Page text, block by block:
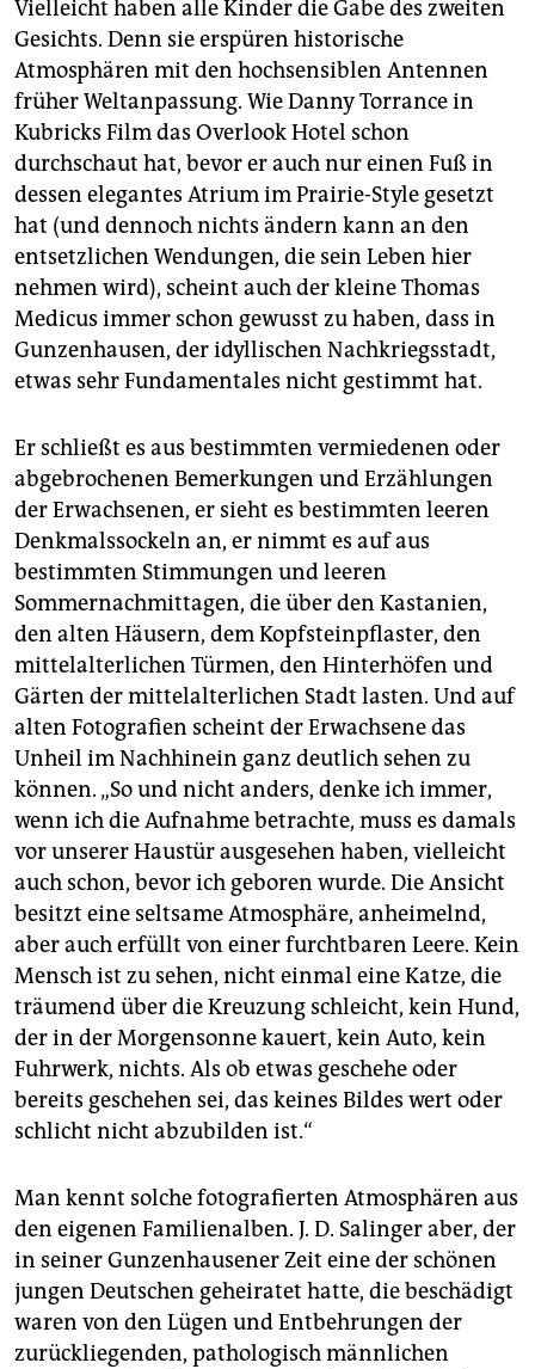
Vielleicht haben alle Kinder die Gabe des zweiten
Gesichts. Denn sie erspüren historische
Atmosphären mit den hochsensiblen Antennen
früher Weltanpassung. Wie Danny Torrance in
Kubricks Film das Overlook Hotel schon
durchschaut hat, bevor er auch nur einen Fuß in
dessen elegantes Atrium im Prairie-Style gesetzt
hat (und dennoch nichts ändern kann an den
entsetzlichen Wendungen, die sein Leben hier
nehmen wird), scheint auch der kleine Thomas
Medicus immer schon gewusst zu haben, dass in
Gunzenhausen, der idyllischen Nachkriegsstadt,
etwas sehr Fundamentales nicht gestimmt hat.
Er schließt es aus bestimmten vermiedenen oder
abgebrochenen Bemerkungen und Erzählungen
der Erwachsenen, er sieht es bestimmten leeren
Denkmalssockeln an, er nimmt es auf aus
bestimmten Stimmungen und leeren
Sommernachmittagen, die über den Kastanien,
den alten Häusern, dem Kopfsteinpflaster, den
mittelalterlichen Türmen, den Hinterhöfen und
Gärten der mittelalterlichen Stadt lasten. Und auf
alten Fotografien scheint der Erwachsene das
Unheil im Nachhinein ganz deutlich sehen zu
können. „So und nicht anders, denke ich immer,
wenn ich die Aufnahme betrachte, muss es damals
vor unserer Haustür ausgesehen haben, vielleicht
auch schon, bevor ich geboren wurde. Die Ansicht
besitzt eine seltsame Atmosphäre, anheimelnd,
aber auch erfüllt von einer furchtbaren Leere. Kein
Mensch ist zu sehen, nicht einmal eine Katze, die
träumend über die Kreuzung schleicht, kein Hund,
der in der Morgensonne kauert, kein Auto, kein
Fuhrwerk, nichts. Als ob etwas geschehe oder
bereits geschehen sei, das keines Bildes wert oder
schlicht nicht abzubilden ist.“
Man kennt solche fotografierten Atmosphären aus
den eigenen Familienalben. J. D. Salinger aber, der
in seiner Gunzenhausener Zeit eine der schönen
jungen Deutschen geheiratet hatte, die beschädigt
waren von den Lügen und Entbehrungen der
zurückliegenden, pathologisch männlichen